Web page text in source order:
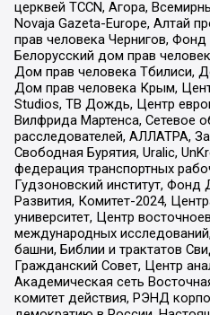
церквей TCCN, Агора,
Novaja Gazeta-Europe, Алтай
прав человека Чернигов,
Белорусский дом прав
Дом прав человека Тбилиси,
Дом прав человека Крым,
Studios, ТВ Дождь, Центр
Вилфрида Мартенса, Сетевое
расследователей, АЛЛАТРА,
Свободная Бурятия, Uralic,
федерация транспортных
Гудзоновский институт, Фонд
Развития, Комитет-2024,
университет, Центр
международных
башни, Библии и трактатов
Гражданский Совет, Центр
Академическая сеть
комитет действия, РЭНД